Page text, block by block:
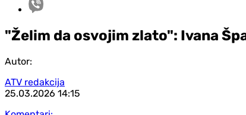
"Želim da osvojim zlato": Ivana
Autor:
ATV redakcija
25.03.2026 14:15